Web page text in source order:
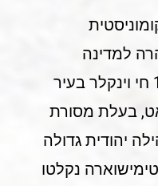
למדינה
קומוניסטית. אחרי שנת 1946 חי וינקלר בעיר
בעלת מסורת
יהודית גדולה
נקלטו